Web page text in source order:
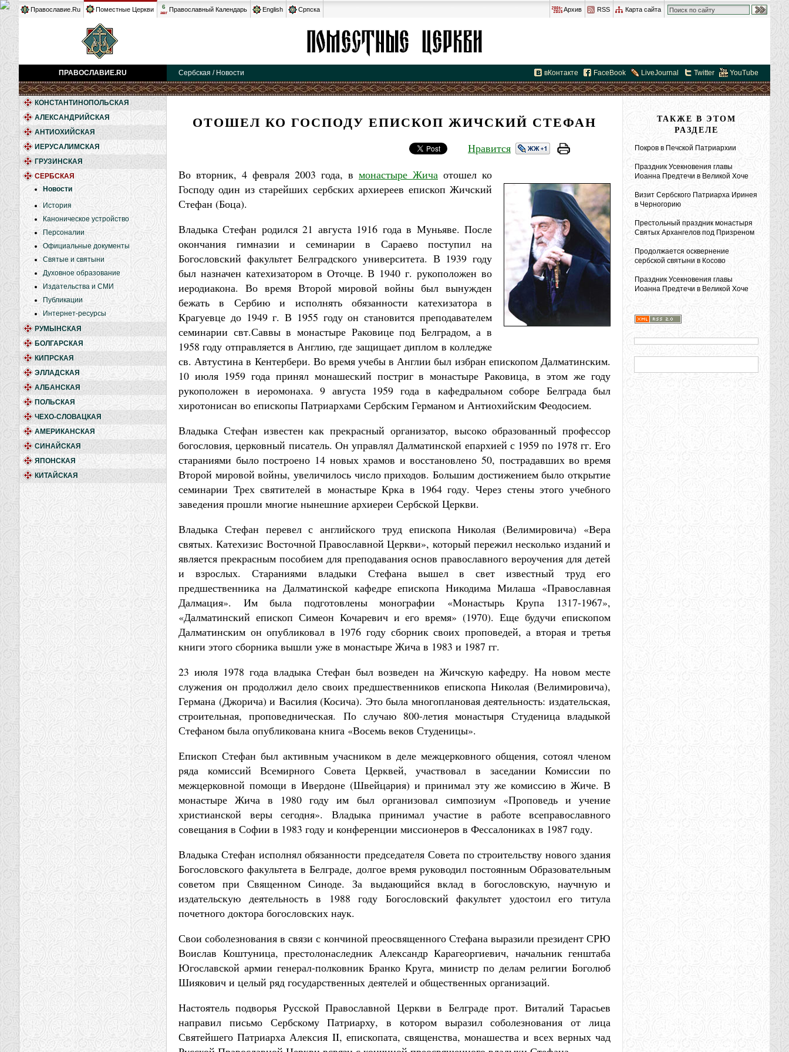
Православие.Ru Поместные Церкви 6
авг Православный Календарь English Српска Архив RSS Карта сайта
ПРАВОСЛАВИЕ.RU Сербская / Новости вКонтакте FaceBook LiveJournal Twitter YouTube
КОНСТАНТИНОПОЛЬСКАЯ
АЛЕКСАНДРИЙСКАЯ
АНТИОХИЙСКАЯ
ИЕРУСАЛИМСКАЯ
ГРУЗИНСКАЯ
СЕРБСКАЯ
Новости
История
Каноническое устройство
Персоналии
Официальные документы
Святые и святыни
Духовное образование
Издательства и СМИ
Публикации
Интернет-ресурсы
РУМЫНСКАЯ
БОЛГАРСКАЯ
КИПРСКАЯ
ЭЛЛАДСКАЯ
АЛБАНСКАЯ
ПОЛЬСКАЯ
ЧЕХО-СЛОВАЦКАЯ
АМЕРИКАНСКАЯ
СИНАЙСКАЯ
ЯПОНСКАЯ
КИТАЙСКАЯ
ОТОШЕЛ КО ГОСПОДУ ЕПИСКОП ЖИЧСКИЙ СТЕФАН
Нравится
Во вторник, 4 февраля 2003 года, в монастыре Жича отошел ко
Господу один из старейших сербских архиереев епископ Жичский
Стефан (Боца).
Владыка Стефан родился 21 августа 1916 года в Муньяве. После
окончания гимназии и семинарии в Сараево поступил на
Богословский факультет Белградского университета. В 1939 году
был назначен катехизатором в Оточце. В 1940 г. рукоположен во
иеродиакона. Во время Второй мировой войны был вынужден
бежать в Сербию и исполнять обязанности катехизатора в
Крагуевце до 1949 г. В 1955 году он становится преподавателем
семинарии свт.Саввы в монастыре Раковице под Белградом, а в
1958 году отправляется в Англию, где защищает диплом в колледже
св. Автустина в Кентербери. Во время учебы в Англии был избран епископом Далматинским.
10 июля 1959 года принял монашеский постриг в монастыре Раковица, в этом же году
рукоположен в иеромонаха. 9 августа 1959 года в кафедральном соборе Белграда был
хиротонисан во епископы Патриархами Сербским Германом и Антиохийским Феодосием.
Владыка Стефан известен как прекрасный организатор, высоко образованный профессор
богословия, церковный писатель. Он управлял Далматинской епархией с 1959 по 1978 гг. Его
стараниями было построено 14 новых храмов и восстановлено 50, пострадавших во время
Второй мировой войны, увеличилось число приходов. Большим достижением было открытие
семинарии Трех святителей в монастыре Крка в 1964 году. Через стены этого учебного
заведения прошли многие нынешние архиереи Сербской Церкви.
Владыка Стефан перевел с английского труд епископа Николая (Велимировича) «Вера
святых. Катехизис Восточной Православной Церкви», который пережил несколько изданий и
является прекрасным пособием для преподавания основ православного вероучения для детей
и взрослых. Стараниями владыки Стефана вышел в свет известный труд его
предшественника на Далматинской кафедре епископа Никодима Милаша «Православная
Далмация». Им была подготовлены монографии «Монастырь Крупа 1317-1967»,
«Далматинский епископ Симеон Кочаревич и его время» (1970). Еще будучи епископом
Далматинским он опубликовал в 1976 году сборник своих проповедей, а вторая и третья
книги этого сборника вышли уже в монастыре Жича в 1983 и 1987 гг.
23 июля 1978 года владыка Стефан был возведен на Жичскую кафедру. На новом месте
служения он продолжил дело своих предшественников епископа Николая (Велимировича),
Германа (Джорича) и Василия (Косича). Это была многоплановая деятельность: издательская,
строительная, проповедническая. По случаю 800-летия монастыря Студеница владыкой
Стефаном была опубликована книга «Восемь веков Студеницы».
Епископ Стефан был активным учасником в деле межцерковного общения, сотоял членом
ряда комиссий Всемирного Совета Церквей, участвовал в заседании Комиссии по
межцерковной помощи в Ивердоне (Швейцария) и принимал эту же комиссию в Жиче. В
монастыре Жича в 1980 году им был организовал симпозиум «Проповедь и учение
христианской веры сегодня». Владыка принимал участие в работе всеправославного
совещания в Софии в 1983 году и конференции миссионеров в Фессалониках в 1987 году.
Владыка Стефан исполнял обязанности председателя Совета по строительству нового здания
Богословского факультета в Белграде, долгое время руководил постоянным Образовательным
советом при Священном Синоде. За выдающийся вклад в богословскую, научную и
издательскую деятельность в 1988 году Богословский факультет удостоил его титула
почетного доктора богословских наук.
Свои соболезнования в связи с кончиной преосвященного Стефана выразили президент СРЮ
Воислав Коштуница, престолонаследник Александр Карагеоргиевич, начальник генштаба
Югославской армии генерал-полковник Бранко Круга, министр по делам религии Боголюб
Шиякович и целый ряд государственных деятелей и общественных организаций.
Настоятель подворья Русской Православной Церкви в Белграде прот. Виталий Тарасьев
направил письмо Сербскому Патриарху, в котором выразил соболезнования от лица
Святейшего Патриарха Алексия II, епископата, священства, монашества и всех верных чад
ТАКЖЕ В ЭТОМ
РАЗДЕЛЕ
Покров в Печской Патриархии
Праздник Усекновения главы
Иоанна Предтечи в Великой Хоче
Визит Сербского Патриарха Иринея
в Черногорию
Престольный праздник монастыря
Святых Архангелов под Призреном
Продолжается осквернение
сербской святыни в Косово
Праздник Усекновения главы
Иоанна Предтечи в Великой Хоче